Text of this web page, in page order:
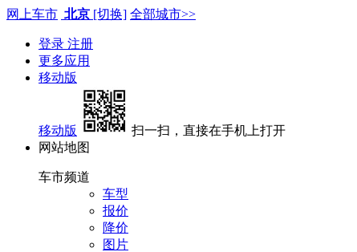
网上车市 北京 [切换] 全部城市>>
登录 注册
更多应用
移动版
移动版
扫一扫，直接在手机上打开
网站地图
车市频道
车型
报价
降价
图片